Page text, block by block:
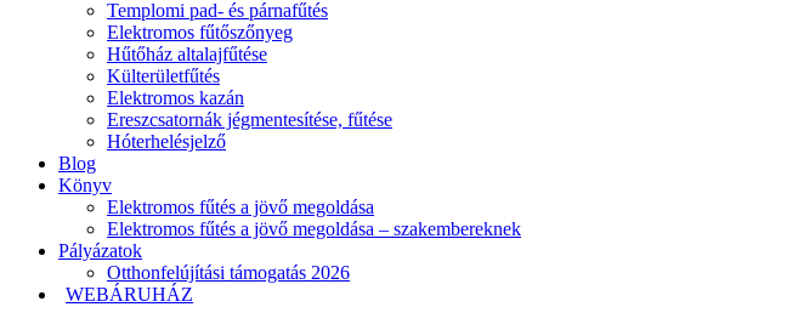
Templomi pad- és párnafűtés
Elektromos fűtőszőnyeg
Hűtőház altalajfűtése
Külterületfűtés
Elektromos kazán
Ereszcsatornák jégmentesítése, fűtése
Hóterhelésjelző
Blog
Könyv
Elektromos fűtés a jövő megoldása
Elektromos fűtés a jövő megoldása – szakembereknek
Pályázatok
Otthonfelújítási támogatás 2026
WEBÁRUHÁZ